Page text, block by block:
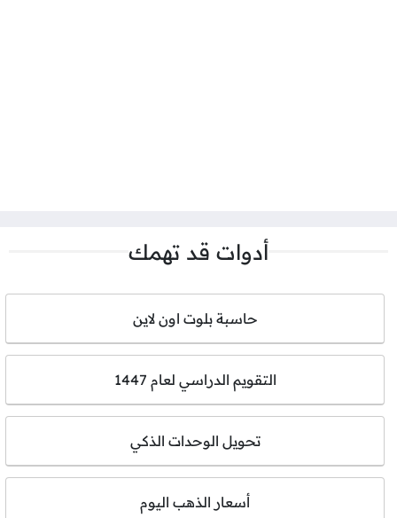
أدوات قد تهمك
حاسبة بلوت اون لاين
التقويم الدراسي لعام 1447
تحويل الوحدات الذكي
أسعار الذهب اليوم